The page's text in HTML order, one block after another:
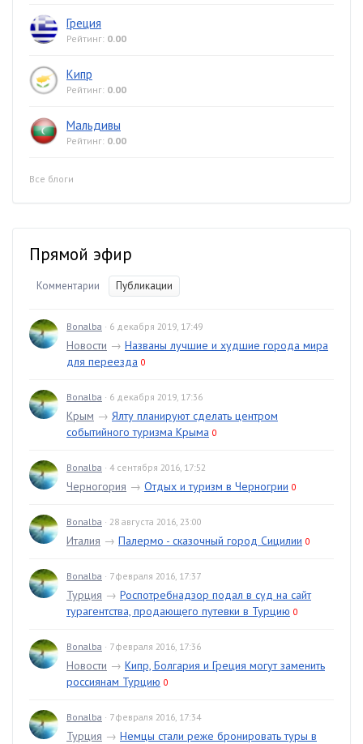
Греция
Рейтинг: 0.00
Кипр
Рейтинг: 0.00
Мальдивы
Рейтинг: 0.00
Все блоги
Прямой эфир
Комментарии Публикации
Bonalba · 6 декабря 2019, 17:49
Новости → Названы лучшие и худшие города мира
для переезда 0
Bonalba · 6 декабря 2019, 17:36
Крым → Ялту планируют сделать центром
событийного туризма Крыма 0
Bonalba · 4 сентября 2016, 17:52
Черногория → Отдых и туризм в Черногрии 0
Bonalba · 28 августа 2016, 23:00
Италия → Палермо - сказочный город Сицилии 0
Bonalba · 7 февраля 2016, 17:37
Турция → Роспотребнадзор подал в суд на сайт
турагентства, продающего путевки в Турцию 0
Bonalba · 7 февраля 2016, 17:36
Новости → Кипр, Болгария и Греция могут заменить
россиянам Турцию 0
Bonalba · 7 февраля 2016, 17:34
Турция → Немцы стали реже бронировать туры в